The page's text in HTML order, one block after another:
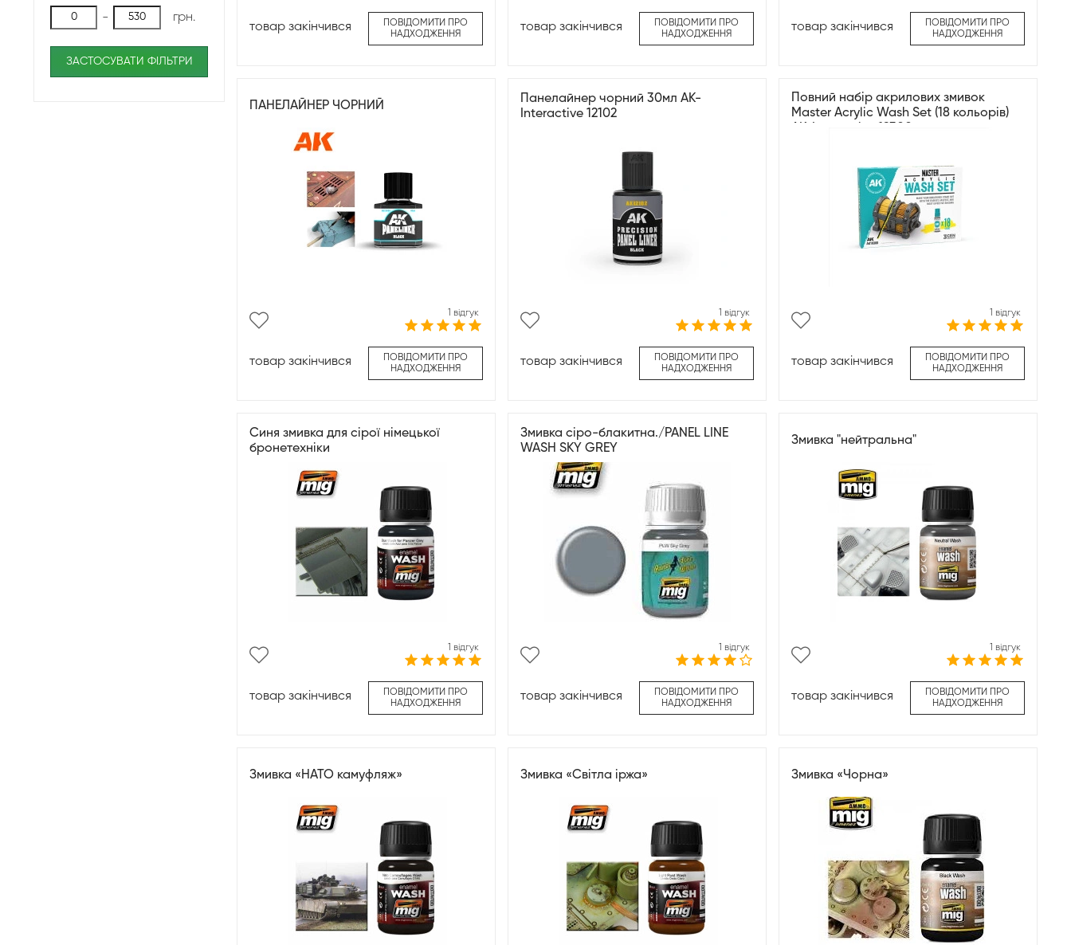
- грн.
ЗАСТОСУВАТИ ФІЛЬТРИ
товар закінчився
ПОВІДОМИТИ ПРО
НАДХОДЖЕННЯ
товар закінчився
ПОВІДОМИТИ ПРО
НАДХОДЖЕННЯ
товар закінчився
ПОВІДОМИТИ ПРО
НАДХОДЖЕННЯ
ПАНЕЛАЙНЕР ЧОРНИЙ
1 відгук
товар закінчився
ПОВІДОМИТИ ПРО
НАДХОДЖЕННЯ
Панелайнер чорний 30мл AK-
Interactive 12102
1 відгук
товар закінчився
ПОВІДОМИТИ ПРО
НАДХОДЖЕННЯ
Повний набір акрилових змивок
Master Acrylic Wash Set (18 кольорів)
1 відгук
товар закінчився
ПОВІДОМИТИ ПРО
НАДХОДЖЕННЯ
Синя змивка для сірої німецької
бронетехніки
1 відгук
товар закінчився
ПОВІДОМИТИ ПРО
НАДХОДЖЕННЯ
Змивка сіро-блакитна./PANEL LINE
WASH SKY GREY
1 відгук
товар закінчився
ПОВІДОМИТИ ПРО
НАДХОДЖЕННЯ
Змивка "нейтральна"
1 відгук
товар закінчився
ПОВІДОМИТИ ПРО
НАДХОДЖЕННЯ
Змивка «НАТО камуфляж» Змивка «Світла іржа» Змивка «Чорна»